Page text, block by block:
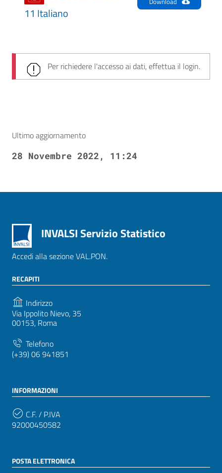
11 Italiano
Per richiedere l'accesso ai dati, effettua il login.
Ultimo aggiornamento
28 Novembre 2022, 11:24
INVALSI Servizio Statistico
Accedi alla sezione VAL.PON.
RECAPITI
Indirizzo
Via Ippolito Nievo, 35
00153, Roma
Telefono
(+39) 06 941851
INFORMAZIONI
C.F. / P.IVA
92000450582
POSTA ELETTRONICA